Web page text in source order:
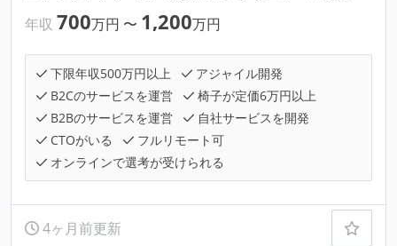
年収 700万円 〜 1,200万円
下限年収500万円以上
アジャイル開発
B2Cのサービスを運営
椅子が定価6万円以上
B2Bのサービスを運営
自社サービスを開発
CTOがいる
フルリモート可
オンラインで選考が受けられる
4ヶ月前更新